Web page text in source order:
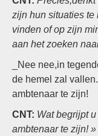
zijn hun situaties
vinden of op zijn
aan het zoeken
_Nee nee,in
de hemel zal
ambtenaar te zijn!
CNT: Wat begrijpt
ambtenaar te zijn!